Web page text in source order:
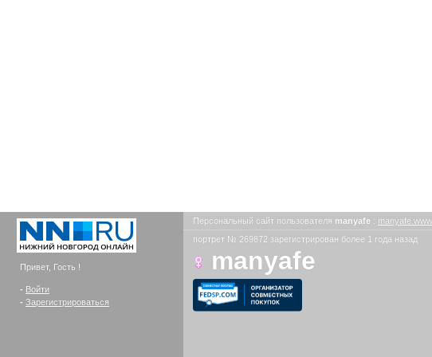
Привет, Гость !
- Войти
- Зарегистрироваться
Персональный сайт пользователя manyafe :
портрет № 269872 зарегистрирован более 1 года назад
manyafe